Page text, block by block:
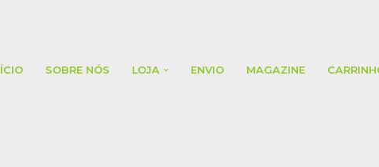
SOBRE NÓS LOJA ENVIO MAGAZINE